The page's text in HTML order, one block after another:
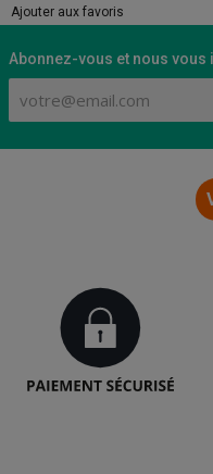
Ajouter aux favoris
Abonnez-vous et nous